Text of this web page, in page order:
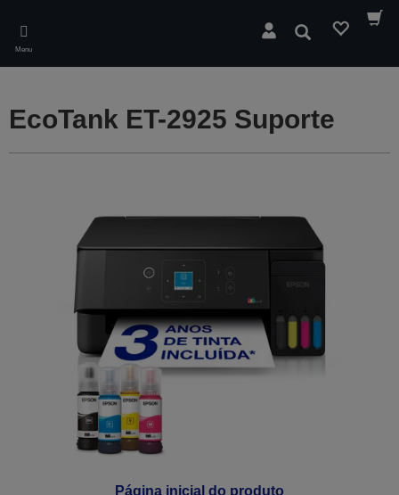
main
content
Menu
Pesquisar
Página inicial do produto
EcoTank ET-2925 Suporte